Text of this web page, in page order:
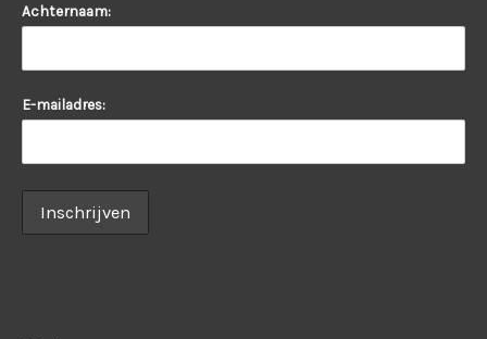
Achternaam:
E-mailadres: